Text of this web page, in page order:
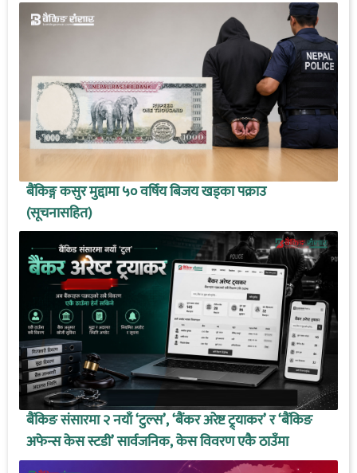
बैंकिङ्ग कसुर मुद्दामा ५० वर्षिय बिजय खड्का पक्राउ
(सूचनासहित)
बैंकिङ संसारमा २ नयाँ ‘टुल्स’, ‘बैंकर अरेष्ट ट्र्याकर’ र ‘बैंकिङ
अफेन्स केस स्टडी’ सार्वजनिक, केस विवरण एकै ठाउँमा